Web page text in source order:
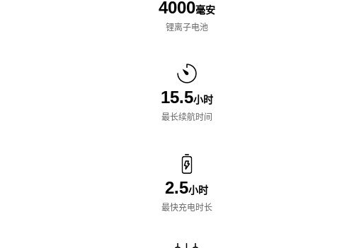
4000毫安
锂离子电池
15.5小时
最长续航时间
2.5小时
最快充电时长